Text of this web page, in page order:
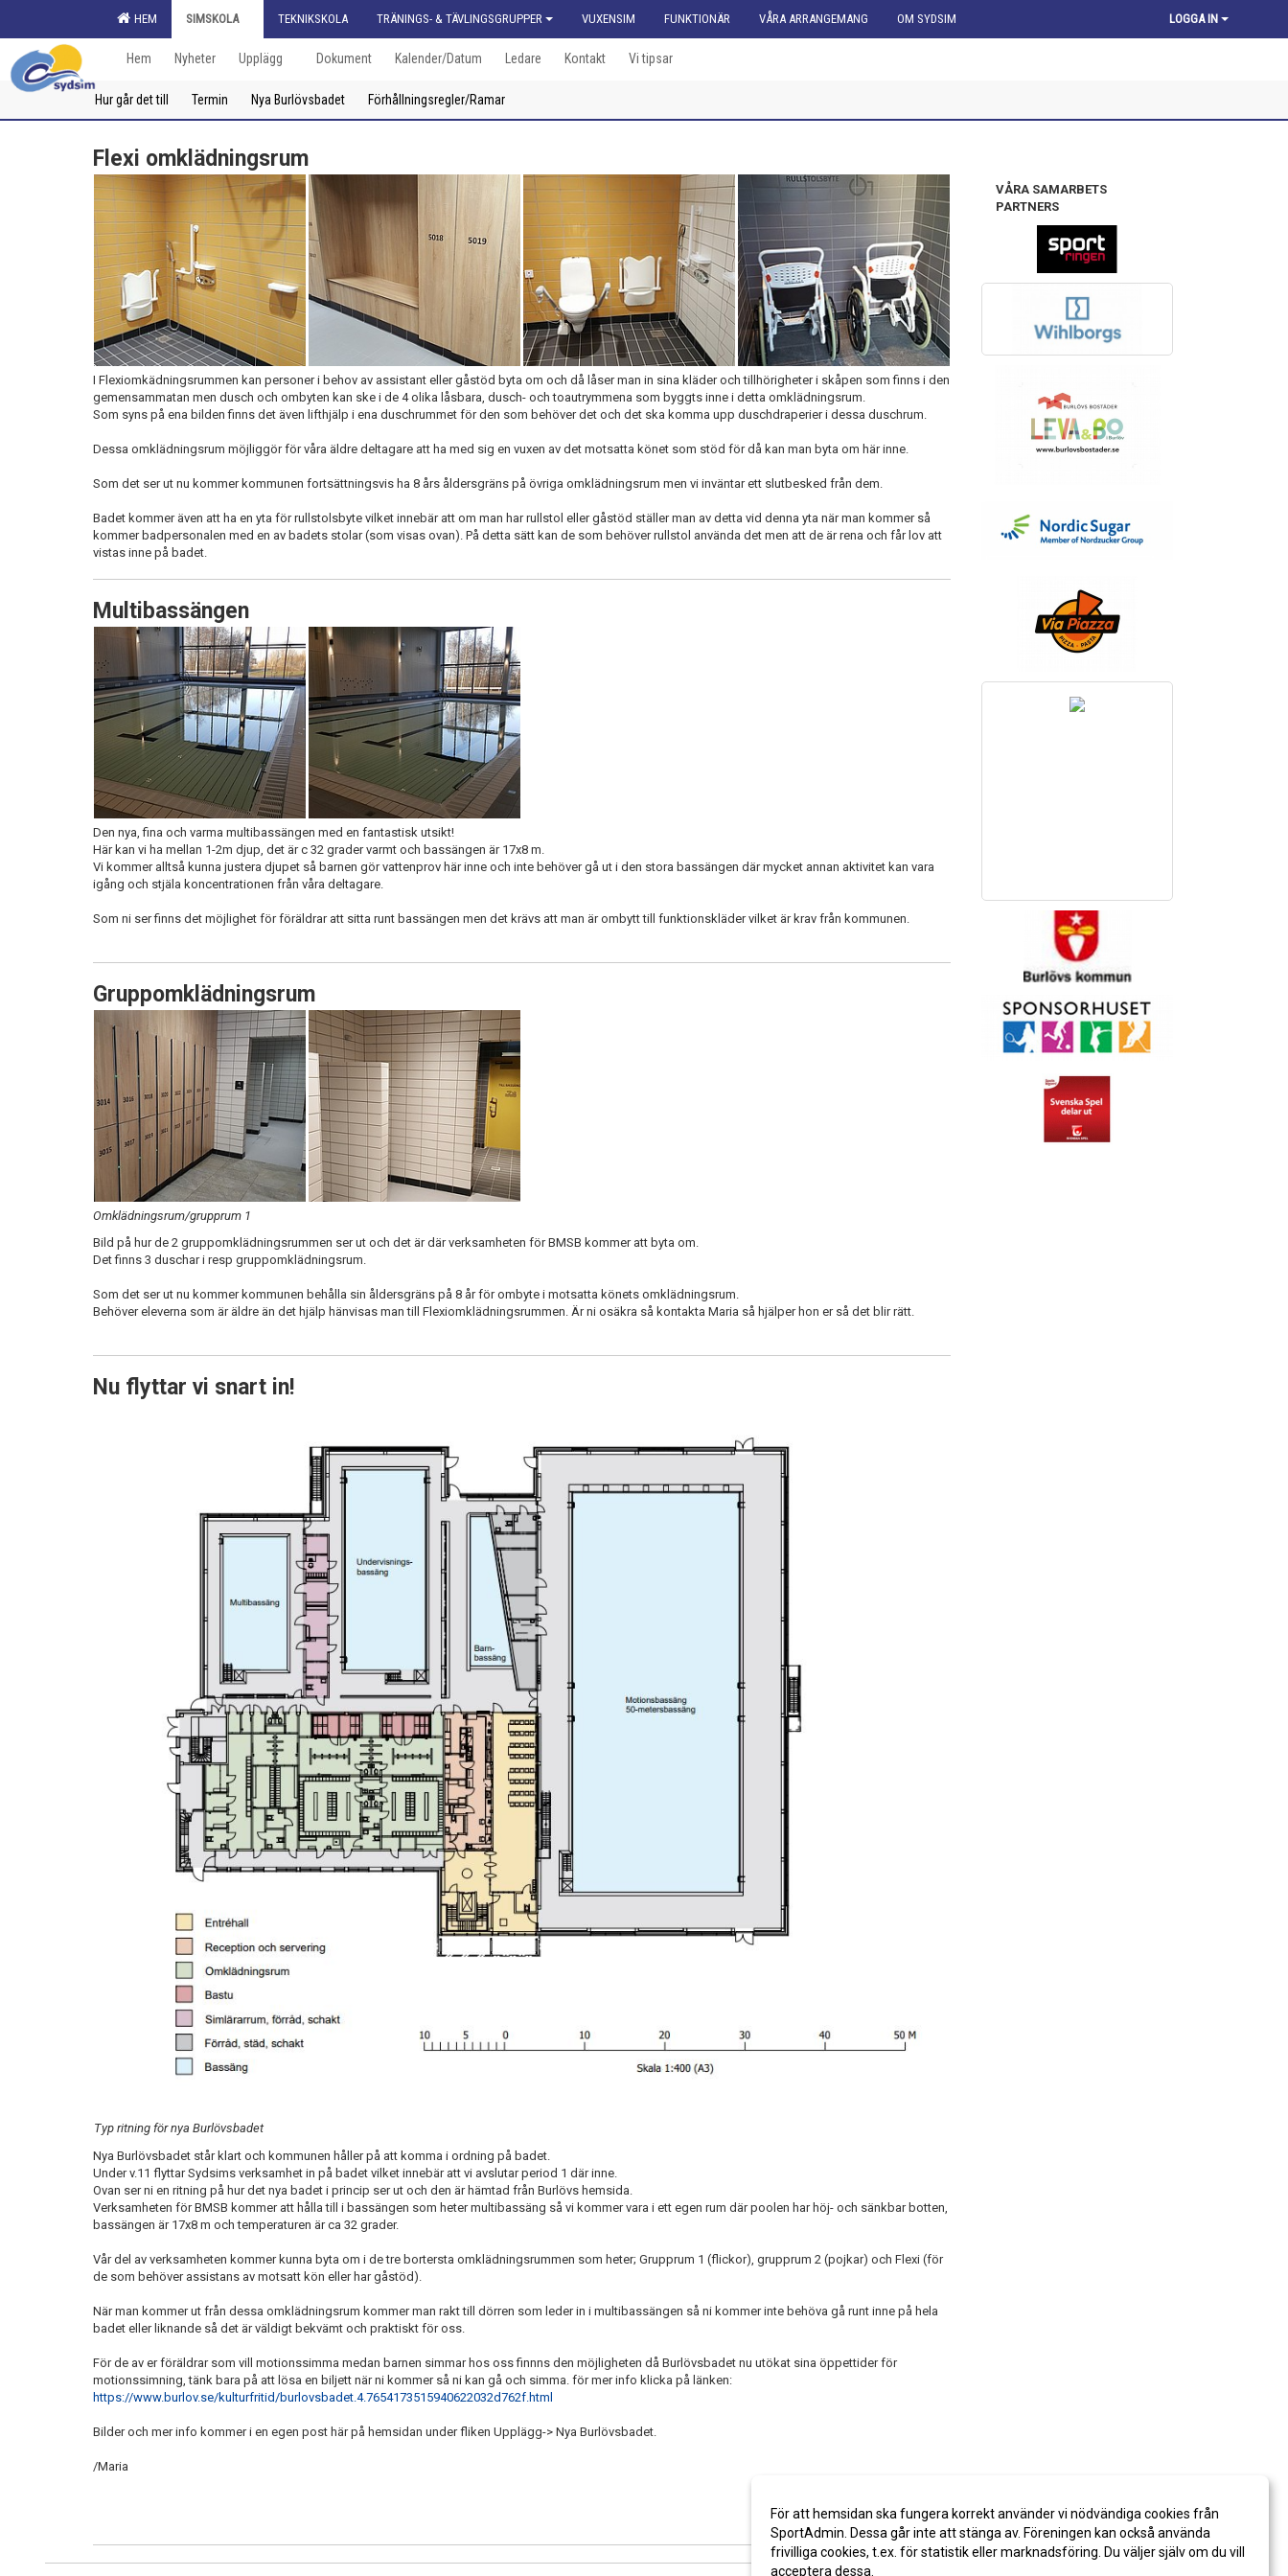
HEM SIMSKOLA TEKNIKSKOLA TRÄNINGS- & TÄVLINGSGRUPPER VUXENSIM FUNKTIONÄR VÅRA ARRANGEMANG OM SYDSIM LOGGA IN
Hem Nyheter Upplägg Dokument Kalender/Datum Ledare Kontakt Vi tipsar
Hur går det till Termin Nya Burlövsbadet Förhållningsregler/Ramar
Flexi omklädningsrum
I Flexiomkädningsrummen kan personer i behov av assistant eller gåstöd byta om och då låser man in sina kläder och tillhörigheter i skåpen som finns i den
gemensammatan men dusch och ombyten kan ske i de 4 olika låsbara, dusch- och toautrymmena som byggts inne i detta omklädningsrum.
Som syns på ena bilden finns det även lifthjälp i ena duschrummet för den som behöver det och det ska komma upp duschdraperier i dessa duschrum.
Dessa omklädningsrum möjliggör för våra äldre deltagare att ha med sig en vuxen av det motsatta könet som stöd för då kan man byta om här inne.
Som det ser ut nu kommer kommunen fortsättningsvis ha 8 års åldersgräns på övriga omklädningsrum men vi inväntar ett slutbesked från dem.
Badet kommer även att ha en yta för rullstolsbyte vilket innebär att om man har rullstol eller gåstöd ställer man av detta vid denna yta när man kommer så
kommer badpersonalen med en av badets stolar (som visas ovan). På detta sätt kan de som behöver rullstol använda det men att de är rena och får lov att
vistas inne på badet.
Multibassängen
Den nya, fina och varma multibassängen med en fantastisk utsikt!
Här kan vi ha mellan 1-2m djup, det är c 32 grader varmt och bassängen är 17x8 m.
Vi kommer alltså kunna justera djupet så barnen gör vattenprov här inne och inte behöver gå ut i den stora bassängen där mycket annan aktivitet kan vara
igång och stjäla koncentrationen från våra deltagare.
Som ni ser finns det möjlighet för föräldrar att sitta runt bassängen men det krävs att man är ombytt till funktionskläder vilket är krav från kommunen.
Gruppomklädningsrum
Omklädningsrum/grupprum 1
Bild på hur de 2 gruppomklädningsrummen ser ut och det är där verksamheten för BMSB kommer att byta om.
Det finns 3 duschar i resp gruppomklädningsrum.
Som det ser ut nu kommer kommunen behålla sin åldersgräns på 8 år för ombyte i motsatta könets omklädningsrum.
Behöver eleverna som är äldre än det hjälp hänvisas man till Flexiomklädningsrummen. Är ni osäkra så kontakta Maria så hjälper hon er så det blir rätt.
Nu flyttar vi snart in!
Typ ritning för nya Burlövsbadet
Nya Burlövsbadet står klart och kommunen håller på att komma i ordning på badet.
Under v.11 flyttar Sydsims verksamhet in på badet vilket innebär att vi avslutar period 1 där inne.
Ovan ser ni en ritning på hur det nya badet i princip ser ut och den är hämtad från Burlövs hemsida.
Verksamheten för BMSB kommer att hålla till i bassängen som heter multibassäng så vi kommer vara i ett egen rum där poolen har höj- och sänkbar botten,
bassängen är 17x8 m och temperaturen är ca 32 grader.
Vår del av verksamheten kommer kunna byta om i de tre bortersta omklädningsrummen som heter; Grupprum 1 (flickor), grupprum 2 (pojkar) och Flexi (för
de som behöver assistans av motsatt kön eller har gåstöd).
När man kommer ut från dessa omklädningsrum kommer man rakt till dörren som leder in i multibassängen så ni kommer inte behöva gå runt inne på hela
badet eller liknande så det är väldigt bekvämt och praktiskt för oss.
För de av er föräldrar som vill motionssimma medan barnen simmar hos oss finnns den möjligheten då Burlövsbadet nu utökat sina öppettider för
motionssimning, tänk bara på att lösa en biljett när ni kommer så ni kan gå och simma. för mer info klicka på länken:
https://www.burlov.se/kulturfritid/burlovsbadet.4.7654173515940622032d762f.html
Bilder och mer info kommer i en egen post här på hemsidan under fliken Upplägg-> Nya Burlövsbadet.
/Maria
VÅRA SAMARBETS
PARTNERS
För att hemsidan ska fungera korrekt använder vi nödvändiga cookies från
SportAdmin. Dessa går inte att stänga av. Föreningen kan också använda
frivilliga cookies, t.ex. för statistik eller marknadsföring. Du väljer själv om du vill
acceptera dessa.